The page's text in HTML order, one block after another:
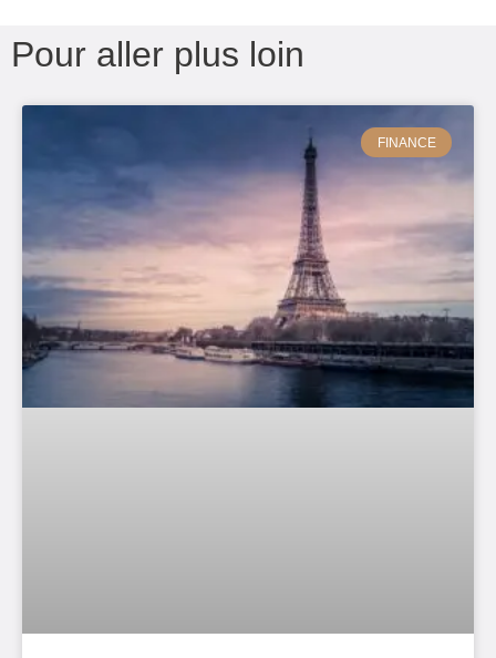
Pour aller plus loin
FINANCE